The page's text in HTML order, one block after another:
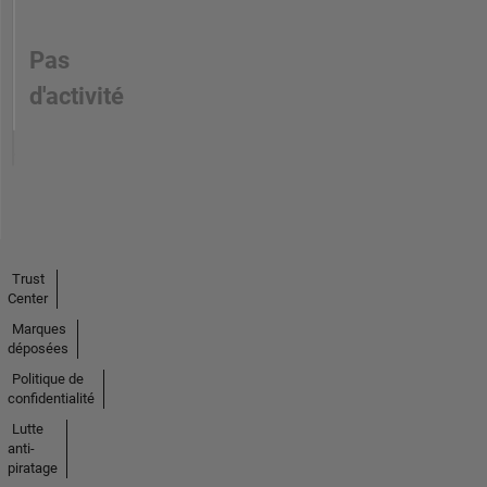
Pas
d'activité
Trust
Center
Marques
déposées
Politique de
confidentialité
Lutte
anti-
piratage